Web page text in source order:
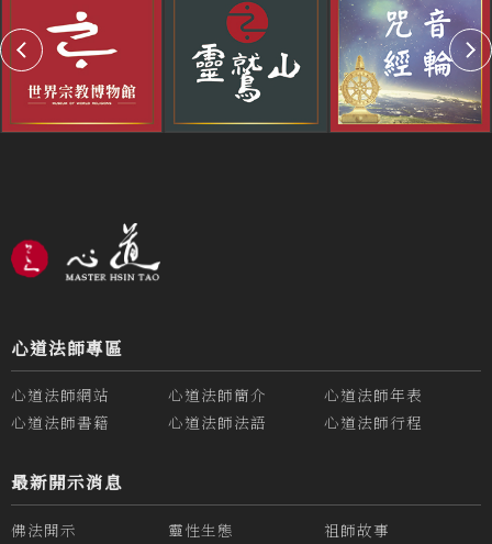
心道法師專區
心道法師網站 心道法師簡介
心道法師年表
心道法師書籍
心道法師法語 心道法師行程
最新開示消息
佛法開示 靈性生態
祖師故事